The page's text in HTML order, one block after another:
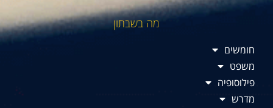
מה בשבתון
חומשים
משפט
פילוסופיה
מדרש